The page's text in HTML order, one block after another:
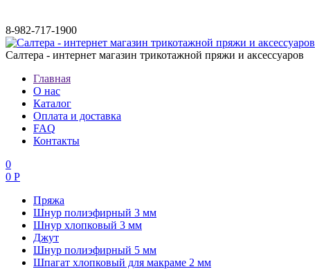
8-982-717-1900
Салтера - интернет магазин трикотажной пряжи и аксессуаров
Главная
О нас
Каталог
Оплата и доставка
FAQ
Контакты
0
0 Р
Пряжа
Шнур полиэфирный 3 мм
Шнур хлопковый 3 мм
Джут
Шнур полиэфирный 5 мм
Шпагат хлопковый для макраме 2 мм